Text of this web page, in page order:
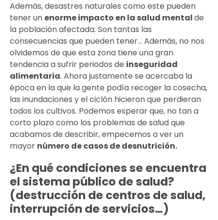
Además, desastres naturales como este pueden
tener un enorme impacto en la salud mentalde
la población afectada. Son tantas las
consecuencias que pueden tener… Además, no nos
olvidemos de que esta zona tiene una gran
tendencia a sufrir periodos de inseguridad
alimentaria. Ahora justamente se acercaba la
época en la que la gente podía recoger la cosecha,
las inundaciones y el ciclón hicieron que perdieran
todos los cultivos. Podemos esperar que, no tan a
corto plazo como los problemas de salud que
acabamos de describir, empecemos a ver un
mayor número de casos de desnutrición.
¿En qué condiciones se encuentra
el sistema público de salud?
(destrucción de centros de salud,
interrupción de servicios…)